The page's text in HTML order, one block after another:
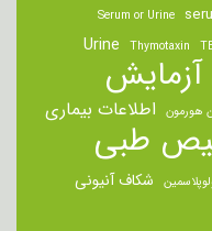
Serum or Urine
Thymotaxin
Urine
آزمایش
هورمون اطلاعات بیماری
طبی
شکاف آنیونی